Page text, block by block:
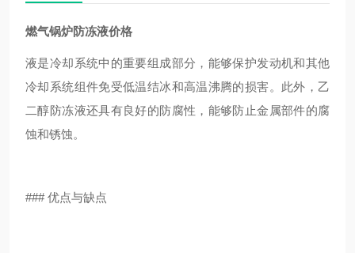
燃气锅炉防冻液价格
液是冷却系统中的重要组成部分，能够保护发动机和其他
冷却系统组件免受低温结冰和高温沸腾的损害。此外，乙
二醇防冻液还具有良好的防腐性，能够防止金属部件的腐
蚀和锈蚀。
### 优点与缺点